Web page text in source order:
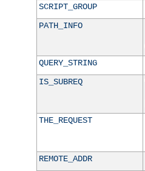
SCRIPT_GROUP
PATH_INFO
QUERY_STRING
IS_SUBREQ
THE_REQUEST
REMOTE_ADDR